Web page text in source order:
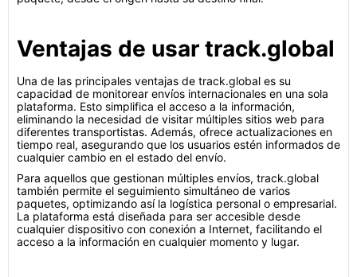
Ventajas de usar track.global
Una de las principales ventajas de track.global es su
capacidad de monitorear envíos internacionales en una sola
plataforma. Esto simplifica el acceso a la información,
eliminando la necesidad de visitar múltiples sitios web para
diferentes transportistas. Además, ofrece actualizaciones en
tiempo real, asegurando que los usuarios estén informados de
cualquier cambio en el estado del envío.
Para aquellos que gestionan múltiples envíos, track.global
también permite el seguimiento simultáneo de varios
paquetes, optimizando así la logística personal o empresarial.
La plataforma está diseñada para ser accesible desde
cualquier dispositivo con conexión a Internet, facilitando el
acceso a la información en cualquier momento y lugar.